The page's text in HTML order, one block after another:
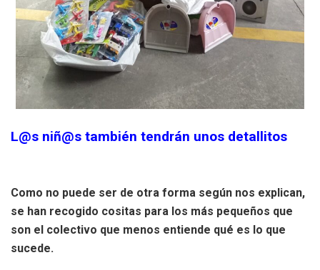
L@s niñ@s también tendrán unos detallitos
Como no puede ser de otra forma según nos explican,
se han recogido cositas para los más pequeños que
son el colectivo que menos entiende qué es lo que
sucede.